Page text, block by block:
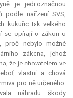
je jednoznačnou
podle nařízení SVS,
kukuřic tak velkého
se opírají o zákon o
proč nebylo možné
zákona, jehož
že je chovatelem ve
vlastní a chová
pro ně určeného.
náhradu škody